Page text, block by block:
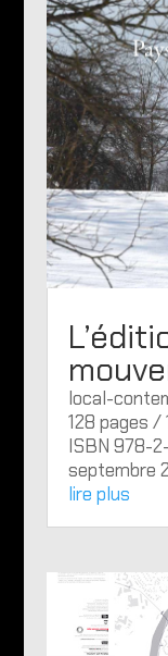
local-
128 pages /
ISBN 978-
septembre
lire plus